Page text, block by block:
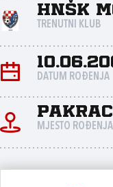
HNŠK
TRENUTNI KLUB
DATUM ROĐENJA
Pakrac
MJESTO ROĐENJA